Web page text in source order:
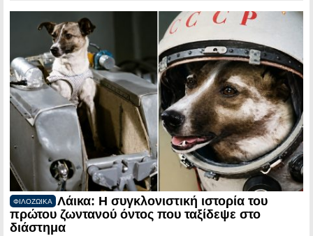
ΦΙΛΟΖΩΙΚΑ
Λάικα: Η συγκλονιστική ιστορία του
πρώτου ζωντανού όντος που ταξίδεψε στο
διάστημα